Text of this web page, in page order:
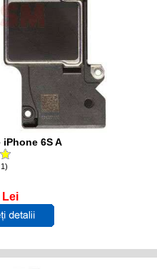
6S A
Lei